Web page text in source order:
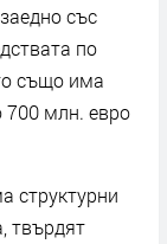
със
по
също има
700 млн. евро
структурни
твърдят